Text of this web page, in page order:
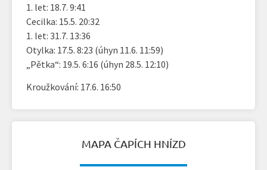
1. let: 18.7. 9:41
Cecilka: 15.5. 20:32
1. let: 31.7. 13:36
Otylka: 17.5. 8:23 (úhyn 11.6. 11:59)
„Pětka“: 19.5. 6:16 (úhyn 28.5. 12:10)
Kroužkování: 17.6. 16:50
MAPA ČAPÍCH HNÍZD